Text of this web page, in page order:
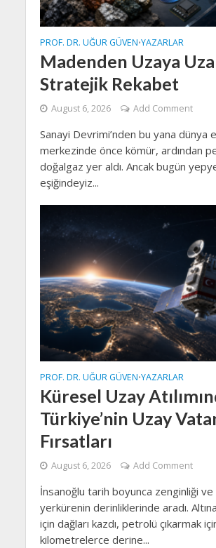
PROF. DR. UĞUR GÜVEN•YAZARLAR
Madenden Uzaya
Stratejik Rekabet
August 6, 2026 Add Comment
Sanayi Devrimi’nden bu yana dünya
merkezinde önce kömür, ardından
doğalgaz yer aldı. Ancak bugün
eşiğindeyiz...
PROF. DR. UĞUR GÜVEN•YAZARLAR
Küresel Uzay
Türkiye’nin Uzay
Fırsatları
August 6, 2026 Add Comment
İnsanoğlu tarih boyunca zenginliği ve
yerkürenin derinliklerinde aradı.
için dağları kazdı, petrolü çıkarmak
kilometrelerce derine...